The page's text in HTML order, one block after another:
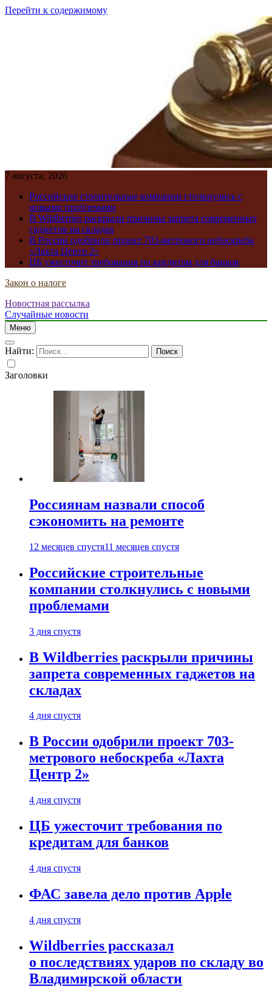
Перейти к содержимому
7 августа, 2026
Российские строительные компании столкнулись с
новыми проблемами
В Wildberries раскрыли причины запрета современных
гаджетов на складах
В России одобрили проект 703-метрового небоскреба
«Лахта Центр 2»
ЦБ ужесточит требования по кредитам для банков
Закон о налоге
Новостная рассылка
Случайные новости
Меню
Найти:
Заголовки
Россиянам назвали способ
сэкономить на ремонте
12 месяцев спустя11 месяцев спустя
Российские строительные
компании столкнулись с новыми
проблемами
3 дня спустя
В Wildberries раскрыли причины
запрета современных гаджетов на
складах
4 дня спустя
В России одобрили проект 703-
метрового небоскреба «Лахта
Центр 2»
4 дня спустя
ЦБ ужесточит требования по
кредитам для банков
4 дня спустя
ФАС завела дело против Apple
4 дня спустя
Wildberries рассказал
о последствиях ударов по складу во
Владимирской области